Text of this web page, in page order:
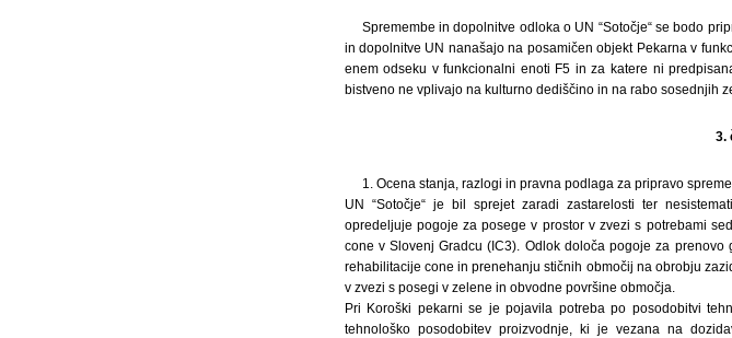
Spremembe in dopolnitve odloka o UN “Sotočje“ se bodo
in dopolnitve UN nanašajo na posamičen objekt Pekarna v
enem odseku v funkcionalni enoti F5 in za katere ni
bistveno ne vplivajo na kulturno dediščino in na rabo sosednjih
3.
1. Ocena stanja, razlogi in pravna podlaga za pripravo
UN “Sotočje“ je bil sprejet zaradi zastarelosti ter
opredeljuje pogoje za posege v prostor v zvezi s potrebami
cone v Slovenj Gradcu (IC3). Odlok določa pogoje za
rehabilitacije cone in prenehanju stičnih območij na obrobju
v zvezi s posegi v zelene in obvodne površine območja.
Pri Koroški pekarni se je pojavila potreba po posodobitvi
tehnološko posodobitev proizvodnje, ki je vezana na